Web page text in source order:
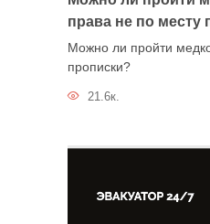
права не по месту
Можно ли пройти
прописки?
21.6к.